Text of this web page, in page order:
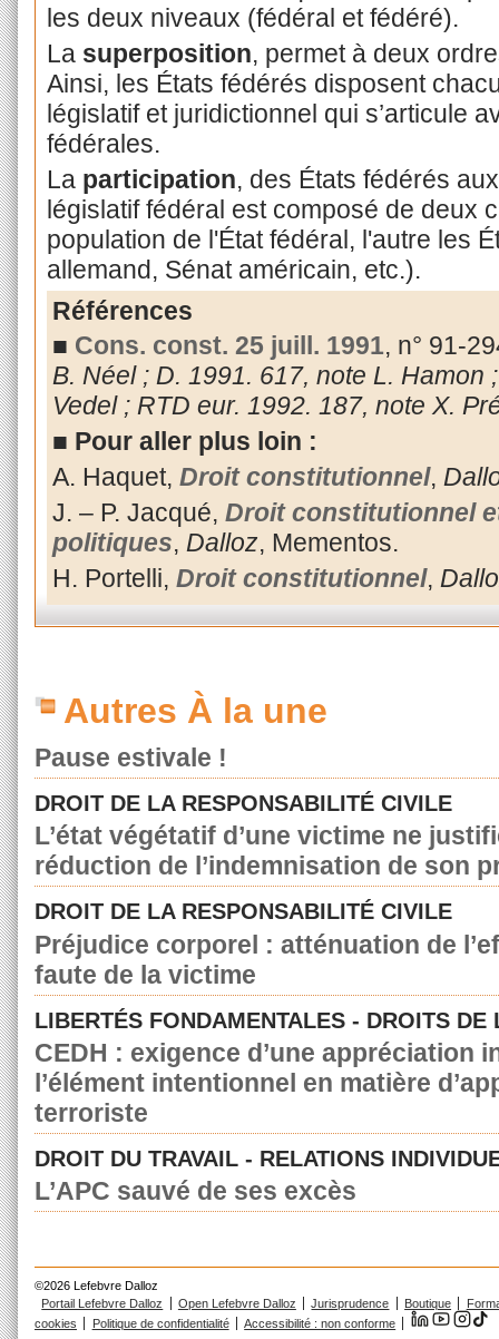
les deux niveaux (fédéral et fédéré).
La superposition, permet à deux
Ainsi, les États fédérés disposent
législatif et juridictionnel qui s’articule
fédérales.
La participation, des États fédérés
législatif fédéral est composé de deux
population de l'État fédéral, l'autre les
allemand, Sénat américain, etc.).
Références
■ Cons. const. 25 juill. 1991, n° 91-
B. Néel ; D. 1991. 617, note L. Hamon
Vedel ; RTD eur. 1992. 187, note X.
■ Pour aller plus loin :
A. Haquet, Droit constitutionnel,
J. – P. Jacqué, Droit constitutionnel
politiques, Dalloz, Mementos.
H. Portelli, Droit constitutionnel,
Autres À la une
Pause estivale !
DROIT DE LA RESPONSABILITÉ CIVILE
L’état végétatif d’une victime ne
réduction de l’indemnisation de son
DROIT DE LA RESPONSABILITÉ CIVILE
Préjudice corporel : atténuation de
faute de la victime
LIBERTÉS FONDAMENTALES - DROITS DE
CEDH : exigence d’une appréciation
l’élément intentionnel en matière
terroriste
DROIT DU TRAVAIL - RELATIONS
L’APC sauvé de ses excès
©2026 Lefebvre Dalloz
Portail Lefebvre Dalloz
Open Lefebvre Dalloz Jurisprudence Boutique
cookies
Politique de confidentialité Accessibilité : non conforme